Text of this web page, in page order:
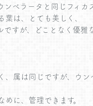
ンベラータと同じフィカ
は、とても美しく、
ですが、どことなく優雅
、属は同じですが、ウン
に、管理できます。